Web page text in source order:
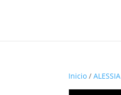
Inicio /ALESSIA